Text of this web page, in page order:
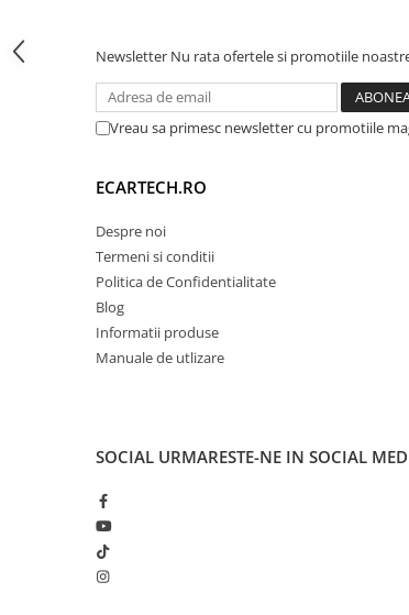
Lumini Ambientale
Testere auto
Cabluri Audio
Aspirator
Camera Endoscop
Trusa cale distributie
Echipamente service auto
Accesorii compresoare
Aparate de lipit si capsat
Masini de polisat
– Presetari audio: Jazz / pop / rock / clasic si
– Putere Maxima 4x45W;
– Siguranta de protectie supratensiune /
– Tensiune de alimentare 12V;
Continutul pachetului:
– Navigatie Android;
– Conector alimentare;
– Conector cu slot USB 2 buc;
– Conector cu 20 pini iesiri audio statie,
– Conector pentru camera marsarier;
– Antena GPS;
– Manual de utilizare.
Newsletter Nu rata ofertele si promotiile
Vreau sa primesc newsletter cu promotiile
ECARTECH.RO
Despre noi
Termeni si conditii
Politica de Confidentialitate
Blog
Informatii produse
Manuale de utlizare
SOCIAL URMARESTE-NE IN SOCIAL